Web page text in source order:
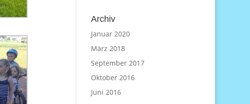
Archiv
Januar 2020
März 2018
September 2017
Oktober 2016
Juni 2016